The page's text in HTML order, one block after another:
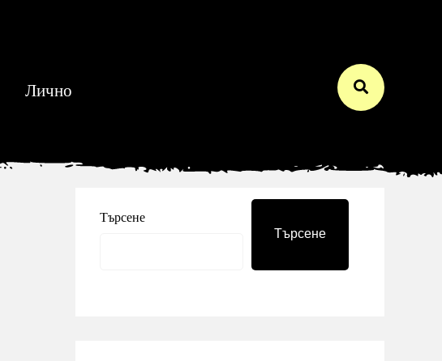
Лично
Търсене
Търсене